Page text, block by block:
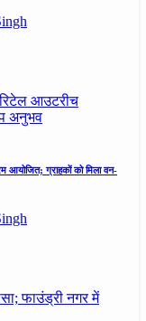
ग्राहकों को मिला वन-